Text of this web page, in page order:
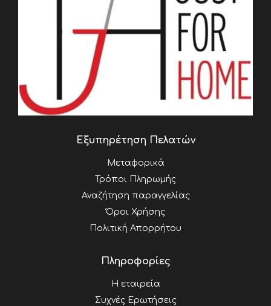
Εξυπηρέτηση Πελατών
Μεταφορικά
Τρόποι Πληρωμής
Αναζήτηση παραγγελίας
Όροι Χρήσης
Πολιτική Απορρήτου
Πληροφορίες
Η εταιρεία
Συχνές Ερωτήσεις